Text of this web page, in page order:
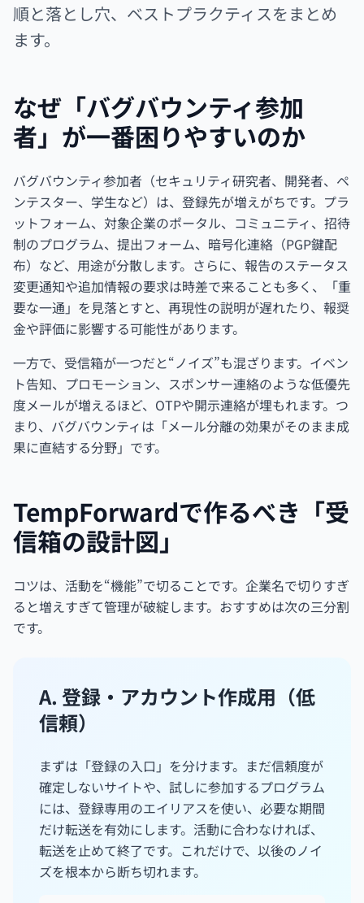
順と落とし穴、ベストプラクティスをまとめ
ます。
なぜ「バグバウンティ参加
者」が一番困りやすいのか
バグバウンティ参加者（セキュリティ研究者、開発者、ペ
ンテスター、学生など）は、登録先が増えがちです。プラ
ットフォーム、対象企業のポータル、コミュニティ、招待
制のプログラム、提出フォーム、暗号化連絡（PGP鍵配
布）など、用途が分散します。さらに、報告のステータス
変更通知や追加情報の要求は時差で来ることも多く、「重
要な一通」を見落とすと、再現性の説明が遅れたり、報奨
金や評価に影響する可能性があります。
一方で、受信箱が一つだと“ノイズ”も混ざります。イベン
ト告知、プロモーション、スポンサー連絡のような低優先
度メールが増えるほど、OTPや開示連絡が埋もれます。つ
まり、バグバウンティは「メール分離の効果がそのまま成
果に直結する分野」です。
TempForwardで作るべき「受
信箱の設計図」
コツは、活動を“機能”で切ることです。企業名で切りすぎ
ると増えすぎて管理が破綻します。おすすめは次の三分割
です。
A. 登録・アカウント作成用（低
信頼）
まずは「登録の入口」を分けます。まだ信頼度が
確定しないサイトや、試しに参加するプログラム
には、登録専用のエイリアスを使い、必要な期間
だけ転送を有効にします。活動に合わなければ、
転送を止めて終了です。これだけで、以後のノイ
ズを根本から断ち切れます。